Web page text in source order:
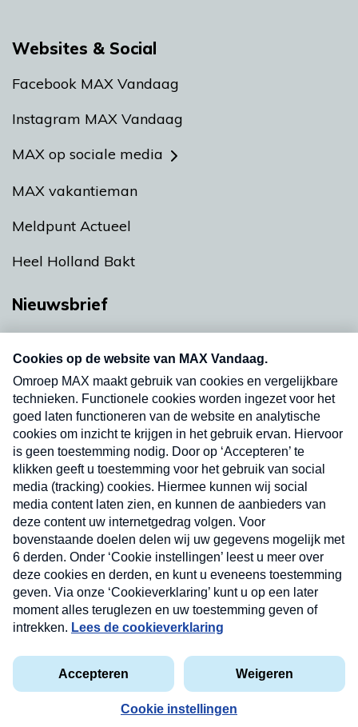
Websites & Social
Facebook MAX Vandaag
Instagram MAX Vandaag
MAX op sociale media
MAX vakantieman
Meldpunt Actueel
Heel Holland Bakt
Nieuwsbrief
nieuwsbrief. Elke vrijdag- en dinsdagochtend in
uw mailbox.
Verzend
Privacyverklaring
Cookieverklaring
Kwetsbaarheid melden
Copyright © 2026 MAX Vandaag - Omroep MAX
Nieuwsbrief
Neem hier een gratis abonnement op onze
nieuwsbrief. Elke vrijdag- en dinsdagochtend in uw